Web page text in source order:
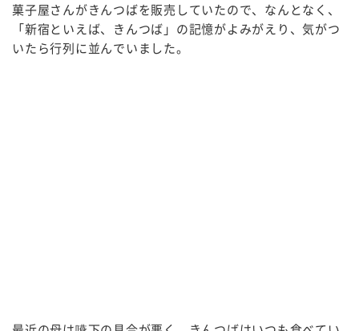
菓子屋さんがきんつばを販売していたので、なんとなく、
「新宿といえば、きんつば」の記憶がよみがえり、気がつ
いたら行列に並んでいました。